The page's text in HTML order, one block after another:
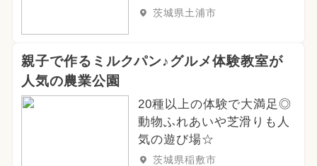
茨城県土浦市
親子で作るミルクパン♪グルメ体験教室が
人気の農業公園
20種以上の体験で大満足◎
動物ふれあいや芝滑りも人
気の遊び場☆
茨城県稲敷市